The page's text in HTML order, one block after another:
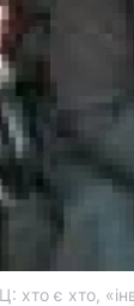
хто є хто,